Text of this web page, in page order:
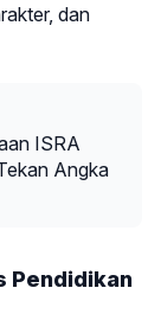
dan
ISRA
Angka
Pendidikan